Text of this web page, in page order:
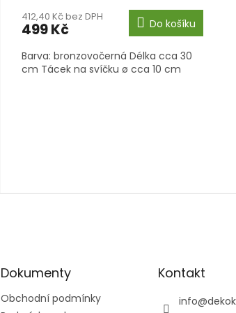
412,40 Kč bez DPH
499 Kč Do košíku
Barva: bronzovočerná Délka cca 30
cm Tácek na svíčku ø cca 10 cm
Dokumenty
Obchodní podmínky
Kontakt
info@